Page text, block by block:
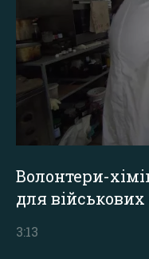
Волонтери-
для військових
3:13